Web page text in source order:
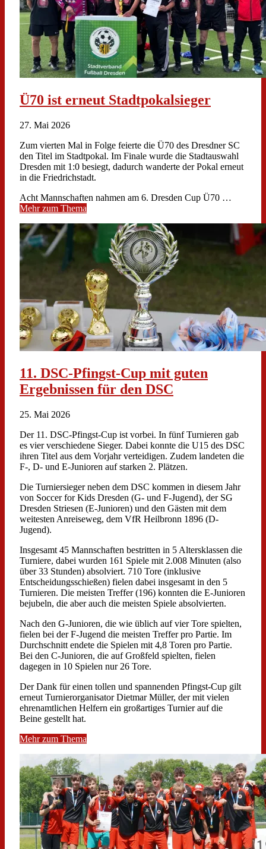
Ü70 ist erneut Stadtpokalsieger
27. Mai 2026
Zum vierten Mal in Folge feierte die Ü70 des Dresdner SC
den Titel im Stadtpokal. Im Finale wurde die Stadtauswahl
Dresden mit 1:0 besiegt, dadurch wanderte der Pokal erneut
in die Friedrichstadt.
Acht Mannschaften nahmen am 6. Dresden Cup Ü70 …
Mehr zum Thema
11. DSC-Pfingst-Cup mit guten
Ergebnissen für den DSC
25. Mai 2026
Der 11. DSC-Pfingst-Cup ist vorbei. In fünf Turnieren gab
es vier verschiedene Sieger. Dabei konnte die U15 des DSC
ihren Titel aus dem Vorjahr verteidigen. Zudem landeten die
F-, D- und E-Junioren auf starken 2. Plätzen.
Die Turniersieger neben dem DSC kommen in diesem Jahr
von Soccer for Kids Dresden (G- und F-Jugend), der SG
Dresden Striesen (E-Junioren) und den Gästen mit dem
weitesten Anreiseweg, dem VfR Heilbronn 1896 (D-
Jugend).
Insgesamt 45 Mannschaften bestritten in 5 Altersklassen die
Turniere, dabei wurden 161 Spiele mit 2.008 Minuten (also
über 33 Stunden) absolviert. 710 Tore (inklusive
Entscheidungsschießen) fielen dabei insgesamt in den 5
Turnieren. Die meisten Treffer (196) konnten die E-Junioren
bejubeln, die aber auch die meisten Spiele absolvierten.
Nach den G-Junioren, die wie üblich auf vier Tore spielten,
fielen bei der F-Jugend die meisten Treffer pro Partie. Im
Durchschnitt endete die Spielen mit 4,8 Toren pro Partie.
Bei den C-Junioren, die auf Großfeld spielten, fielen
dagegen in 10 Spielen nur 26 Tore.
Der Dank für einen tollen und spannenden Pfingst-Cup gilt
erneut Turnierorganisator Dietmar Müller, der mit vielen
ehrenamtlichen Helfern ein großartiges Turnier auf die
Beine gestellt hat.
Mehr zum Thema